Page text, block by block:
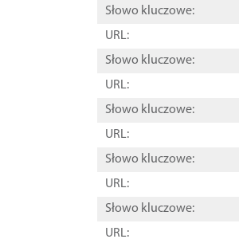
Słowo kluczowe:
URL:
Słowo kluczowe:
URL:
Słowo kluczowe:
URL:
Słowo kluczowe:
URL:
Słowo kluczowe:
URL: